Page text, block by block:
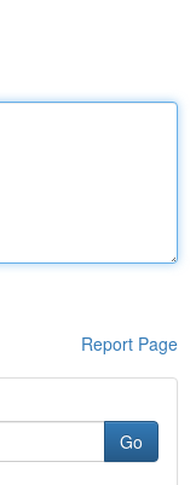
Report Page
Go